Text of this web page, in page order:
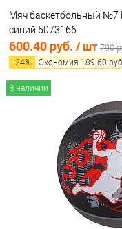
Мяч баскетбольный №7
синий 5073166
600.40 руб. / шт 790
-24% Экономия 189.60
В
Купить в 1 клик
В избранное
В наличии